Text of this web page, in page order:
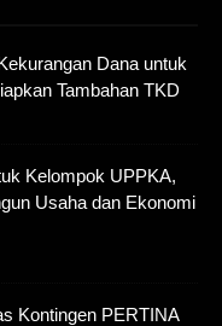
Dana untuk
Tambahan TKD
Kelompok UPPKA,
Usaha dan Ekonomi
Kontingen PERTINA